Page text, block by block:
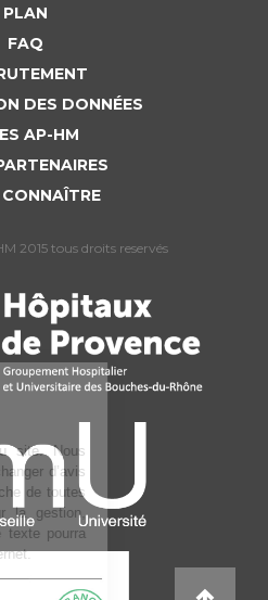
PLAN
FAQ
DES DONNÉES
AP-HM
2015 tous droits reservés
Marseille
est soumis
mesurer l’audience du site. Nous
mois. Vous pouvez changer d’avis
en bas à gauche de toutes
en savoir plus sur la gestion,
de données. Ce texte pourra
des cookies du site internet.